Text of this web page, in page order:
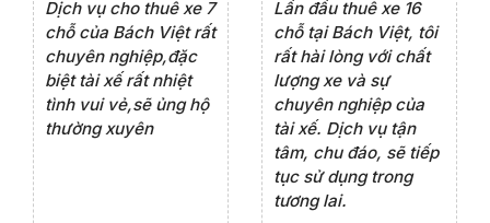
Dịch vụ cho thuê xe 7
chỗ của Bách Việt rất
chuyên nghiệp,đặc
biệt tài xế rất nhiệt
tình vui vẻ,sẽ ủng hộ
thường xuyên
Lần đầu thuê xe 16
chỗ tại Bách Việt, tôi
rất hài lòng với chất
lượng xe và sự
chuyên nghiệp của
tài xế. Dịch vụ tận
tâm, chu đáo, sẽ tiếp
tục sử dụng trong
tương lai.